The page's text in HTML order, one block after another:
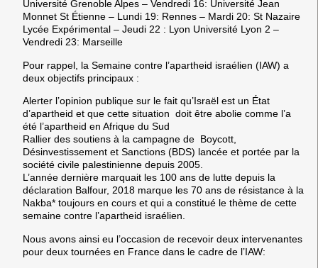
Université Grenoble Alpes – Vendredi 16: Université Jean
Monnet St Étienne – Lundi 19: Rennes – Mardi 20: St Nazaire
Lycée Expérimental – Jeudi 22 : Lyon Université Lyon 2 –
Vendredi 23: Marseille
Pour rappel, la Semaine contre l’apartheid israélien (IAW) a
deux objectifs principaux :
Alerter l’opinion publique sur le fait qu’Israël est un État
d’apartheid et que cette situation doit être abolie comme l’a
été l’apartheid en Afrique du Sud
Rallier des soutiens à la campagne de Boycott,
Désinvestissement et Sanctions (BDS) lancée et portée par la
société civile palestinienne depuis 2005.
L’année dernière marquait les 100 ans de lutte depuis la
déclaration Balfour, 2018 marque les 70 ans de résistance à la
Nakba* toujours en cours et qui a constitué le thème de cette
semaine contre l’apartheid israélien.
Nous avons ainsi eu l’occasion de recevoir deux intervenantes
pour deux tournées en France dans le cadre de l’IAW: